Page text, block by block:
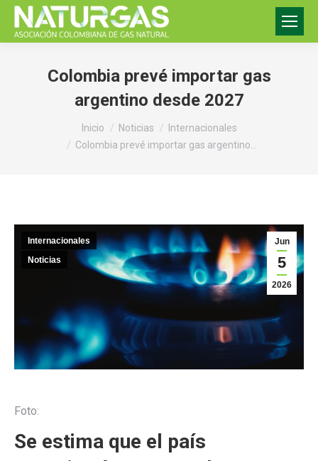
Colombia prevé importar gas
argentino desde 2027
Inicio Noticias
Internacionales
Colombia prevé importar gas argentino…
Jun
5
2026
Internacionales
Noticias
Foto:
Se estima que el país